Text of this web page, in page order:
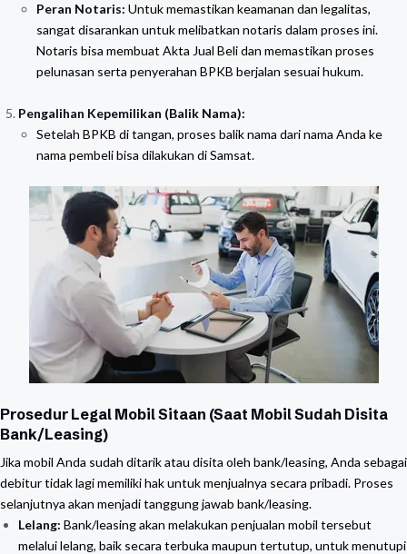
Peran Notaris: Untuk memastikan keamanan dan legalitas,
sangat disarankan untuk melibatkan notaris dalam proses ini.
Notaris bisa membuat Akta Jual Beli dan memastikan proses
pelunasan serta penyerahan BPKB berjalan sesuai hukum.
Pengalihan Kepemilikan (Balik Nama):
Setelah BPKB di tangan, proses balik nama dari nama Anda ke
nama pembeli bisa dilakukan di Samsat.
Prosedur Legal Mobil Sitaan (Saat Mobil Sudah Disita
Bank/Leasing)
Jika mobil Anda sudah ditarik atau disita oleh bank/leasing, Anda sebagai
debitur tidak lagi memiliki hak untuk menjualnya secara pribadi. Proses
selanjutnya akan menjadi tanggung jawab bank/leasing.
Lelang: Bank/leasing akan melakukan penjualan mobil tersebut
melalui lelang, baik secara terbuka maupun tertutup, untuk menutupi